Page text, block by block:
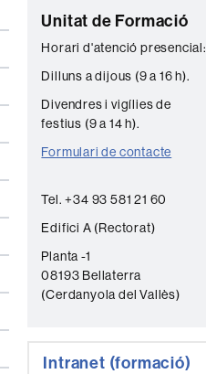
C
o
n
t
a
c
e
Unitat de Formació
Horari d'atenció presencial:
Dilluns a dijous (9 a 16 h).
Divendres i vigílies de
festius (9 a 14 h).
Formulari de contacte
Tel. +34 93 581 21 60
Edifici A (Rectorat)
Planta -1
08193 Bellaterra
(Cerdanyola del Vallès)
Intranet (formació)